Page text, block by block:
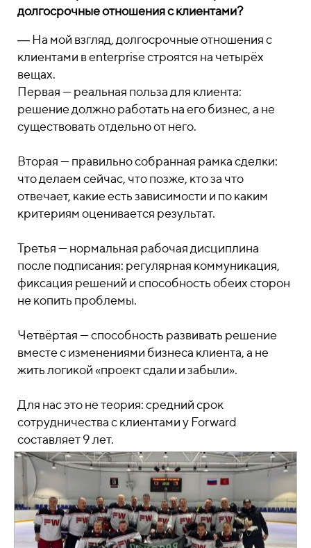
долгосрочные отношения с клиентами?
― На мой взгляд, долгосрочные отношения с
клиентами в enterprise строятся на четырёх
вещах.
Первая — реальная польза для клиента:
решение должно работать на его бизнес, а не
существовать отдельно от него.
Вторая — правильно собранная рамка сделки:
что делаем сейчас, что позже, кто за что
отвечает, какие есть зависимости и по каким
критериям оценивается результат.
Третья — нормальная рабочая дисциплина
после подписания: регулярная коммуникация,
фиксация решений и способность обеих сторон
не копить проблемы.
Четвёртая — способность развивать решение
вместе с изменениями бизнеса клиента, а не
жить логикой «проект сдали и забыли».
Для нас это не теория: средний срок
сотрудничества с клиентами у Forward
составляет 9 лет.